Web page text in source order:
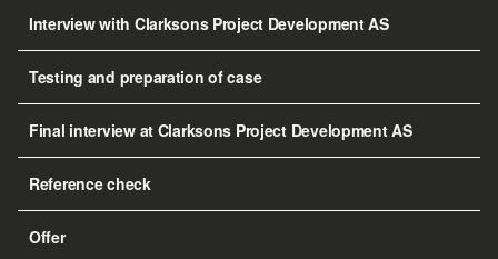
Interview with Clarksons Project Development AS
Testing and preparation of case
Final interview at Clarksons Project Development AS
Reference check
Offer